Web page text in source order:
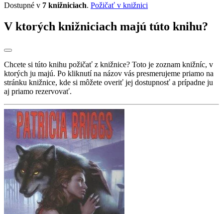
Dostupné v 7 knižniciach. Požičať v knižnici
V ktorých knižniciach majú túto knihu?
Chcete si túto knihu požičať z knižnice? Toto je zoznam knižníc, v
ktorých ju majú. Po kliknutí na názov vás presmerujeme priamo na
stránku knižnice, kde si môžete overiť jej dostupnosť a prípadne ju
aj priamo rezervovať.